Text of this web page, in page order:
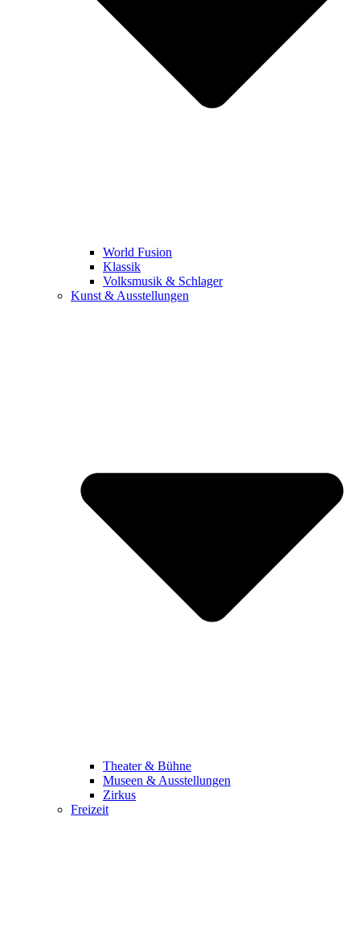
World Fusion
Klassik
Volksmusik & Schlager
Kunst & Ausstellungen
Theater & Bühne
Museen & Ausstellungen
Zirkus
Freizeit